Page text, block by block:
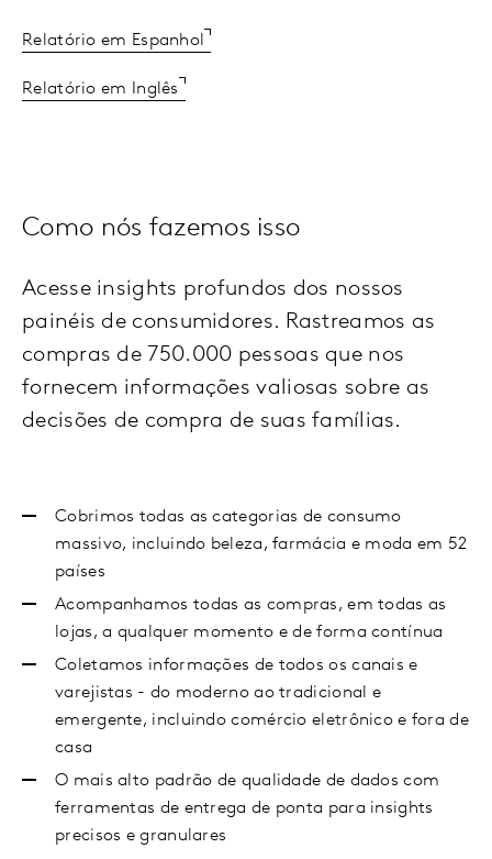
Relatório em Espanhol
Relatório em Inglês
Como nós fazemos isso
Acesse insights profundos dos nossos
painéis de consumidores. Rastreamos as
compras de 750.000 pessoas que nos
fornecem informações valiosas sobre as
decisões de compra de suas famílias.
Cobrimos todas as categorias de consumo
massivo, incluindo beleza, farmácia e moda em 52
países
Acompanhamos todas as compras, em todas as
lojas, a qualquer momento e de forma contínua
Coletamos informações de todos os canais e
varejistas - do moderno ao tradicional e
emergente, incluindo comércio eletrônico e fora de
casa
O mais alto padrão de qualidade de dados com
ferramentas de entrega de ponta para insights
precisos e granulares